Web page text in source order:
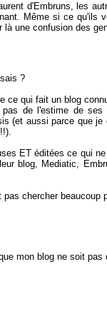
d'Embruns, les
Même si ce qu'ils
là une confusion des
?
ce qui fait un blog
de l'estime de ses
(et aussi parce que je
ET éditées ce qui
blog, Mediatic,
chercher beaucoup
mon blog ne soit pas